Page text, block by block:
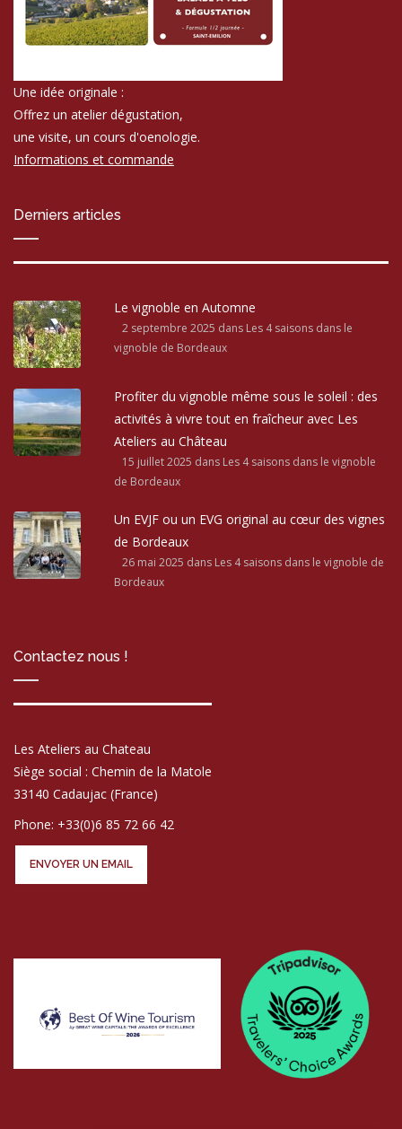
Une idée originale :
Offrez un atelier dégustation,
une visite, un cours d'oenologie.
Informations et commande
Derniers articles
Le vignoble en Automne
2 septembre 2025 dans Les 4 saisons dans le
vignoble de Bordeaux
Profiter du vignoble même sous le soleil : des
activités à vivre tout en fraîcheur avec Les
Ateliers au Château
15 juillet 2025 dans Les 4 saisons dans le vignoble
de Bordeaux
Un EVJF ou un EVG original au cœur des vignes
de Bordeaux
26 mai 2025 dans Les 4 saisons dans le vignoble de
Bordeaux
Contactez nous !
Les Ateliers au Chateau
Siège social : Chemin de la Matole
33140 Cadaujac (France)
Phone: +33(0)6 85 72 66 42
ENVOYER UN EMAIL